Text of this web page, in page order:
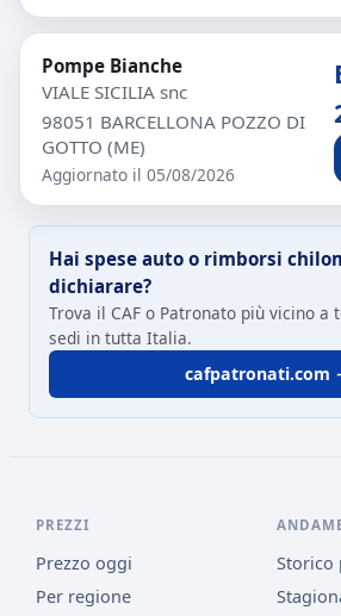
Pompe Bianche
VIALE SICILIA snc
98051 BARCELLONA POZZO DI
GOTTO (ME)
Aggiornato il 05/08/2026
Hai spese auto o rimborsi
dichiarare?
Trova il CAF o Patronato più vicino
sedi in tutta Italia.
cafpatronati.com
PREZZI
Prezzo oggi
Per regione
Storico